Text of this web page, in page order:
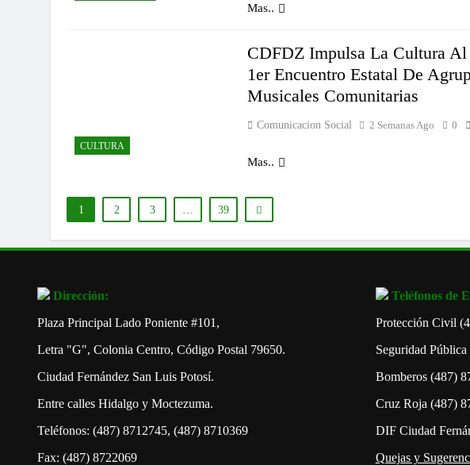
Mas..
CULTURA
CDFDZ Impulsa La Cultura
1er Encuentro Estatal De
Musicales Comunitarias
Comunicacion Social 2 Semanas Ago 0
Mas..
1 2 3 … 39
Dirección:
Plaza Principal Lado Poniente #101,
Letra "G", Colonia Centro, Código Postal 79650.
Ciudad Fernández San Luis Potosí.
Entre calles Hidalgo y Moctezuma.
Teléfonos: (487) 8712745, (487) 8710369
Fax: (487) 8722069
Teléfonos de
Protección Civil
Seguridad
Bomberos (487)
Cruz Roja (487)
DIF Ciudad
Quejas y